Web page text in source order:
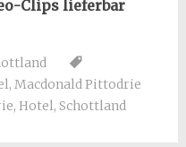
Clips lieferbar
, Macdonald Pittodrie
, Hotel, Schottland